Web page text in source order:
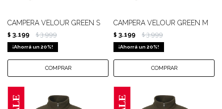
CAMPERA VELOUR GREEN S
$ 3.199 $ 3.999
20
CAMPERA VELOUR GREEN M
$ 3.199 $ 3.999
20